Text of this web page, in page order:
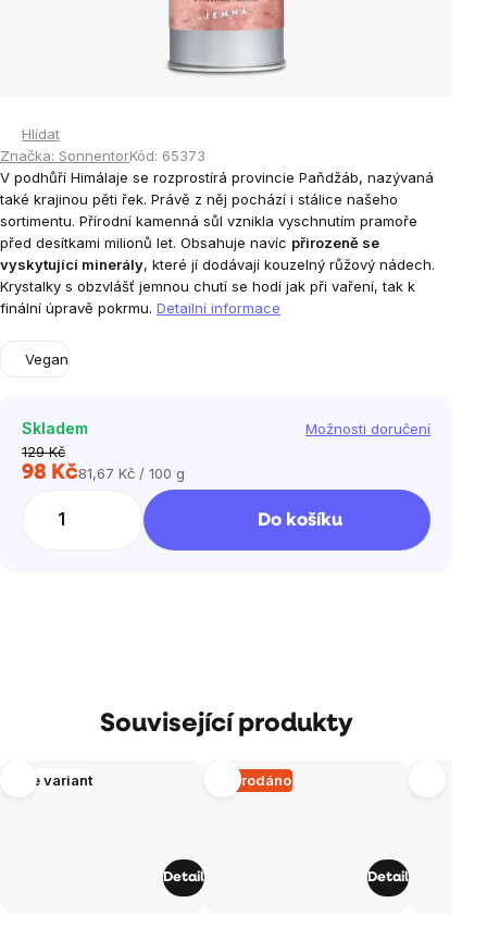
Hlídat
Značka: SonnentorKód: 65373
V podhůří Himálaje se rozprostírá provincie Paňdžáb, nazývaná
také krajinou pěti řek. Právě z něj pochází i stálice našeho
sortimentu. Přírodní kamenná sůl vznikla vyschnutím pramoře
před desítkami milionů let. Obsahuje navíc přirozeně se
vyskytující minerály, které jí dodávají kouzelný růžový nádech.
Krystalky s obzvlášť jemnou chutí se hodí jak při vaření, tak k
finální úpravě pokrmu. Detailní informace
Vegan
Skladem
Možnosti doručení
129 Kč
98 KčMěrná
81,67 Kč / 100 g
Do košíku
Související produkty
Více variant
Detail
Vyprodáno
Detail